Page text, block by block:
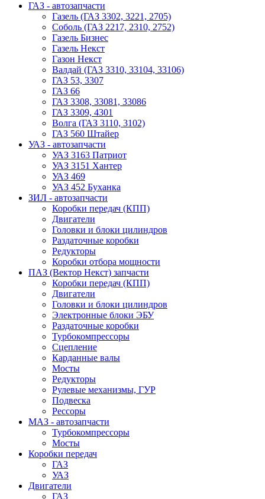
ГАЗ - автозапчасти
Газель (ГАЗ 3302, 3221, 2705)
Соболь (ГАЗ 2217, 2310, 2752)
Газель Бизнес
Газель Некст
Газон Некст
Валдай (ГАЗ 3310, 33104, 33106)
ГАЗ 53, 3307
ГАЗ 66
ГАЗ 3308, 33081, 33086
ГАЗ 3309, 4301
Волга (ГАЗ 3110, 3102)
ГАЗ 560 Штайер
УАЗ - автозапчасти
УАЗ 3163 Патриот
УАЗ 3151 Хантер
УАЗ 469
УАЗ 452 Буханка
ЗИЛ - автозапчасти
Коробки передач (КПП)
Двигатели
Головки и блоки цилиндров
Раздаточные коробки
Редукторы
Коробки отбора мощности
ПАЗ (Вектор Некст) запчасти
Коробки передач (КПП)
Двигатели
Головки и блоки цилиндров
Электронные блоки ЭБУ
Раздаточные коробки
Турбокомпрессоры
Сцепление
Карданные валы
Мосты
Редукторы
Рулевые механизмы, ГУР
Подвеска
Рессоры
МАЗ - автозапчасти
Турбокомпрессоры
Мосты
Коробки передач
ГАЗ
УАЗ
Двигатели
ГАЗ